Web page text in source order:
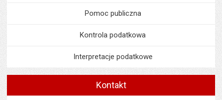
Pomoc publiczna
Kontrola podatkowa
Interpretacje podatkowe
Kontakt